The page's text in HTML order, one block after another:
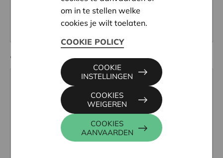
Waarvan lig jij wakker?
om in te stellen welke
cookies je wilt toelaten.
COOKIE POLICY
COOKIES
AANVAARDEN
COOKIES
WEIGEREN
COOKIE
INSTELLINGEN